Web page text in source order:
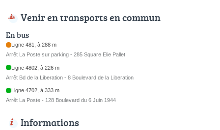
Venir en transports en commun
En bus
Ligne 481, à 288 m
Arrêt La Poste sur parking - 285 Square Elie Pallet
Ligne 4802, à 226 m
Arrêt Bd de la Liberation - 8 Boulevard de la Liberation
Ligne 4702, à 333 m
Arrêt La Poste - 128 Boulevard du 6 Juin 1944
Informations